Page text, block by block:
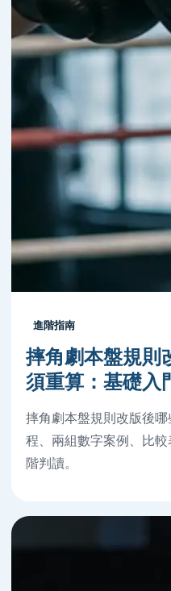
進階指南
摔角劇本盤規則
須重算：基礎入
摔角劇本盤規則改版後
程、兩組數字案例、比
階判讀。